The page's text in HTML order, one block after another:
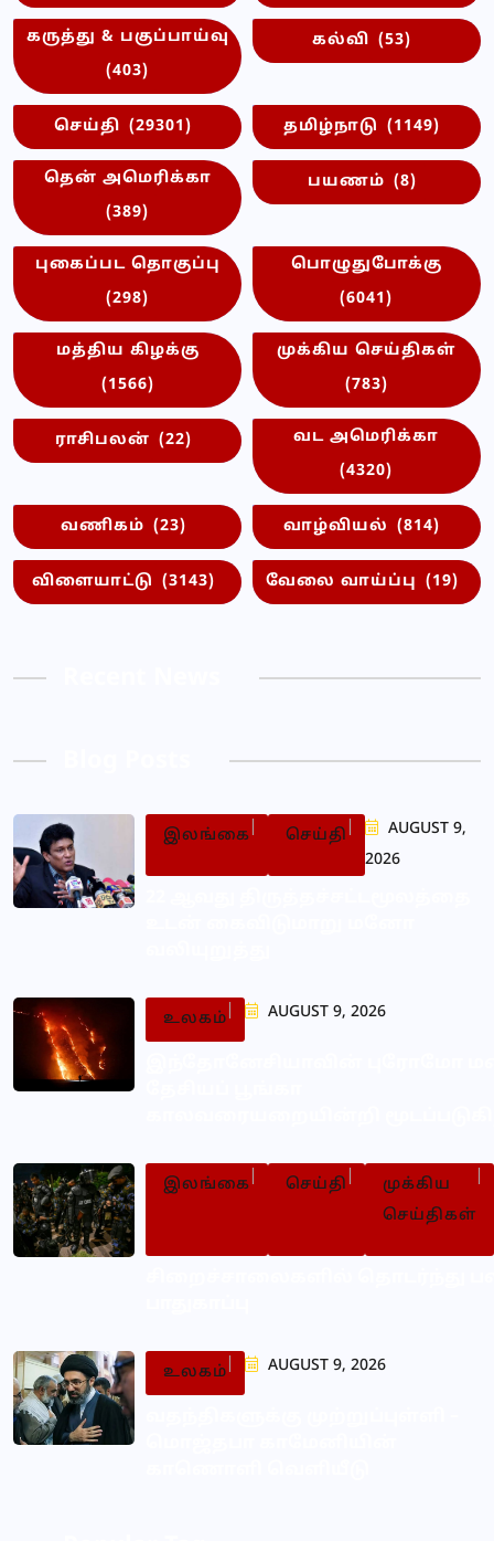
கருத்து & பகுப்பாய்வு
(403)
கல்வி (53)
செய்தி (29301) தமிழ்நாடு (1149)
தென் அமெரிக்கா
(389)
பயணம் (8)
புகைப்பட தொகுப்பு
(298)
பொழுதுபோக்கு
(6041)
மத்திய கிழக்கு
(1566)
முக்கிய செய்திகள்
(783)
ராசிபலன் (22)
வட அமெரிக்கா
(4320)
வணிகம் (23) வாழ்வியல் (814)
விளையாட்டு (3143) வேலை வாய்ப்பு (19)
இலங்கை செய்தி
AUGUST 9,
2026
உலகம் AUGUST 9, 2026
இலங்கை செய்தி
முக்கிய
செய்திகள்
உலகம் AUGUST 9, 2026